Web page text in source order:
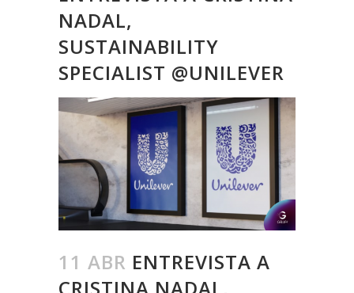
NADAL,
SUSTAINABILITY
SPECIALIST @UNILEVER
11 ABR ENTREVISTA A